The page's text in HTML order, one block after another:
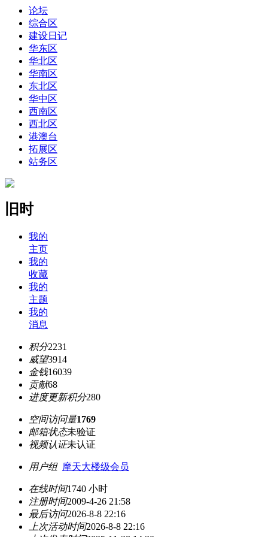
论坛
综合区
建设日记
华东区
华北区
华南区
东北区
华中区
西南区
西北区
港澳台
拓展区
站务区
旧时
我的
主页
我的
收藏
我的
主题
我的
消息
积分2231
威望3914
金钱16039
贡献68
进度更新积分280
空间访问量1769
邮箱状态未验证
视频认证未认证
用户组 摩天大楼级会员
在线时间1740 小时
注册时间2009-4-26 21:58
最后访问2026-8-8 22:16
上次活动时间2026-8-8 22:16